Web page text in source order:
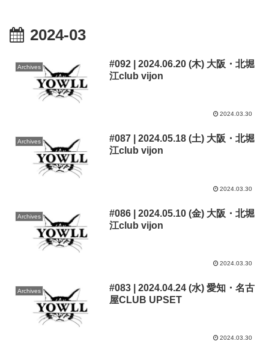
2024-03
Archives
#092 | 2024.06.20 (木) 大阪・北堀
江club vijon
2024.03.30
Archives
#087 | 2024.05.18 (土) 大阪・北堀
江club vijon
2024.03.30
Archives
#086 | 2024.05.10 (金) 大阪・北堀
江club vijon
2024.03.30
Archives
#083 | 2024.04.24 (水) 愛知・名古
屋CLUB UPSET
2024.03.30